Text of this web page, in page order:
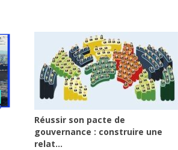
Réussir son pacte de
gouvernance : construire une
relat...